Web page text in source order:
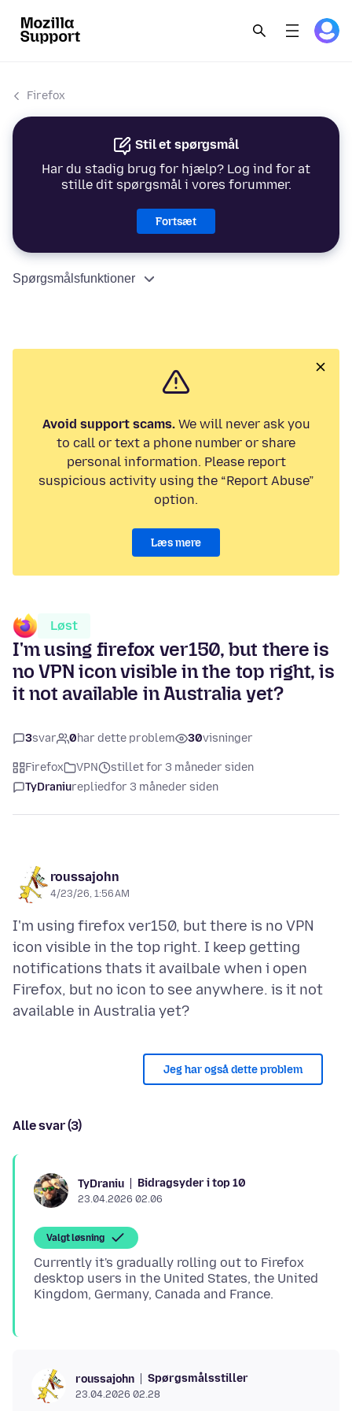
Firefox
Stil et spørgsmål
Har du stadig brug for hjælp? Log ind for at
stille dit spørgsmål i vores forummer.
Fortsæt
Spørgsmålsfunktioner
Avoid support scams.We will never ask you
to call or text a phone number or share
personal information. Please report
suspicious activity using the “Report Abuse”
option.
Læs mere
Løst
I'm using firefox ver150, but there is
no VPN icon visible in the top right, is
it not available in Australia yet?
3svar 0har dette problem 30visninger
Firefox VPN
stillet for 3 måneder siden
TyDraniurepliedfor 3 måneder siden
roussajohn
4/23/26, 1:56 AM
I'm using firefox ver150, but there is no VPN
icon visible in the top right. I keep getting
notifications thats it availbale when i open
Firefox, but no icon to see anywhere. is it not
Jeg har også dette problem
Alle svar (3)
TyDraniu Bidragsyder i top 10
23.04.2026 02.06
Valgt løsning
Currently it's gradually rolling out to Firefox
desktop users in the United States, the United
roussajohn Spørgsmålsstiller
23.04.2026 02.28